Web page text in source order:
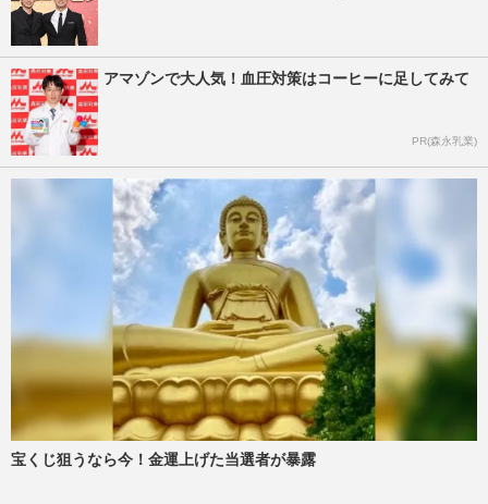
アマゾンで大人気！血圧対策はコーヒーに足してみて
PR(森永乳業)
宝くじ狙うなら今！金運上げた当選者が暴露